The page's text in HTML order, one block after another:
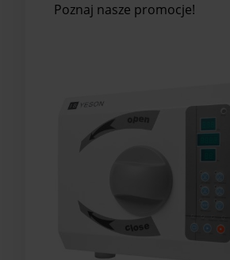
Poznaj nasze promocje!